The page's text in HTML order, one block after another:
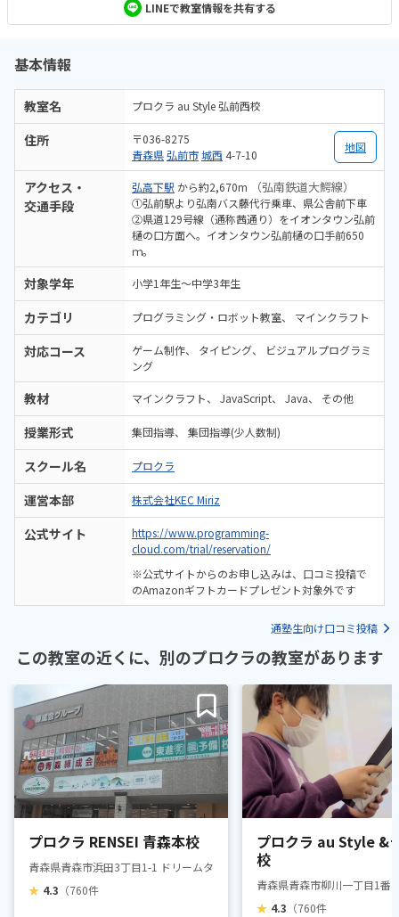
LINEで教室情報を共有する
基本情報
教室名 プロクラ au Style 弘前西校
住所
〒036-8275
青森県弘前市城西 4-7-10
地図
アクセス・
交通手段
弘高下駅 から約2,670m （弘南鉄道大鰐線）
①弘前駅より弘南バス藤代行乗車、県公舎前下車
②県道129号線（通称茜通り）をイオンタウン弘前
樋の口方面へ。イオンタウン弘前樋の口手前650
ｍ。
対象学年 小学1年生～中学3年生
カテゴリ プログラミング・ロボット教室 マインクラフト
対応コース ゲーム制作 タイピング
ビジュアルプログラミ
ング
教材 マインクラフト JavaScript Java その他
授業形式 集団指導 集団指導(少人数制)
スクール名 プロクラ
運営本部 株式会社KEC Miriz
公式サイト
https://www.programming-
cloud.com/trial/reservation/
※公式サイトからのお申し込みは、口コミ投稿で
のAmazonギフトカードプレゼント対象外です
通塾生向け口コミ投稿
この教室の近くに、別のプロクラの教室があります
プロクラ RENSEI 青森本校
青森県青森市浜田3丁目1-1 ドリームタウンALi2F
★ 4.3 （760件
プロクラ au Style &
校
青森県青森市柳川一丁目1番
★ 4.3 （760件